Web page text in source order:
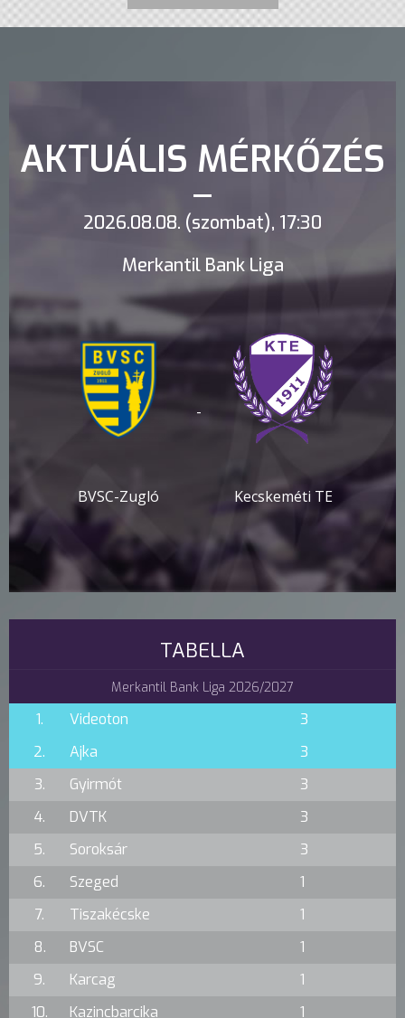
AKTUÁLIS MÉRKŐZÉS
2026.08.08. (szombat), 17:30
Merkantil Bank Liga
BVSC-Zugló
-
Kecskeméti TE
TABELLA
Merkantil Bank Liga 2026/2027
1. Videoton
3
2.
Ajka
3
3.
Gyirmót
3
4.
DVTK
3
5.
Soroksár
3
6.
Szeged
1
7.
Tiszakécske
1
8.
BVSC
1
9.
Karcag
1
10.
Kazincbarcika 1